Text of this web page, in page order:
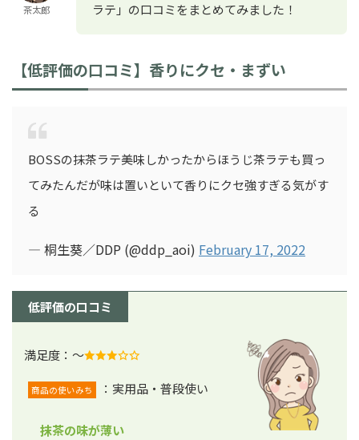
茶太郎
ラテ」の口コミをまとめてみました！
【低評価の口コミ】香りにクセ・まずい
BOSSの抹茶ラテ美味しかったからほうじ茶ラテも買っ
てみたんだが味は置いといて香りにクセ強すぎる気がす
る
— 桐生葵／DDP (@ddp_aoi) February 17, 2022
低評価の口コミ
満足度：～
商品の使いみち ：実用品・普段使い
抹茶の味が薄い